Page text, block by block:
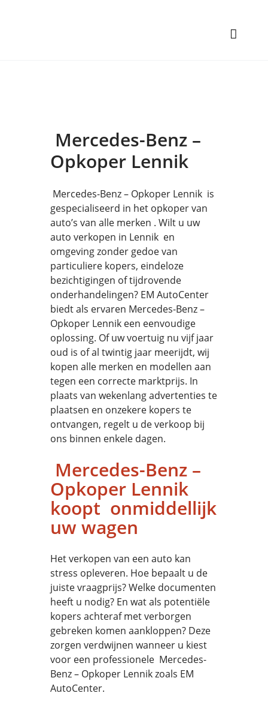
Mercedes-Benz –
Opkoper Lennik
Mercedes-Benz – Opkoper Lennik is
gespecialiseerd in het opkoper van
auto’s van alle merken . Wilt u uw
auto verkopen in Lennik en
omgeving zonder gedoe van
particuliere kopers, eindeloze
bezichtigingen of tijdrovende
onderhandelingen? EM AutoCenter
biedt als ervaren Mercedes-Benz –
Opkoper Lennik een eenvoudige
oplossing. Of uw voertuig nu vijf jaar
oud is of al twintig jaar meerijdt, wij
kopen alle merken en modellen aan
tegen een correcte marktprijs. In
plaats van wekenlang advertenties te
plaatsen en onzekere kopers te
ontvangen, regelt u de verkoop bij
ons binnen enkele dagen.
Mercedes-Benz –
Opkoper Lennik
koopt onmiddellijk
uw wagen
Het verkopen van een auto kan
stress opleveren. Hoe bepaalt u de
juiste vraagprijs? Welke documenten
heeft u nodig? En wat als potentiële
kopers achteraf met verborgen
gebreken komen aankloppen? Deze
zorgen verdwijnen wanneer u kiest
voor een professionele Mercedes-
Benz – Opkoper Lennik zoals EM
AutoCenter.